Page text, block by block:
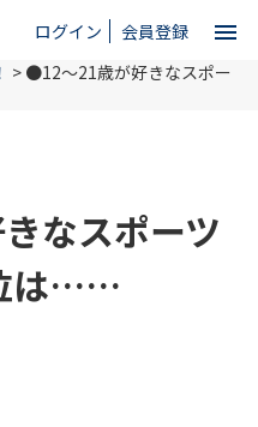
ログイン 会員登録 menu
> ●12～21歳が好きなスポー
なスポーツ
は……